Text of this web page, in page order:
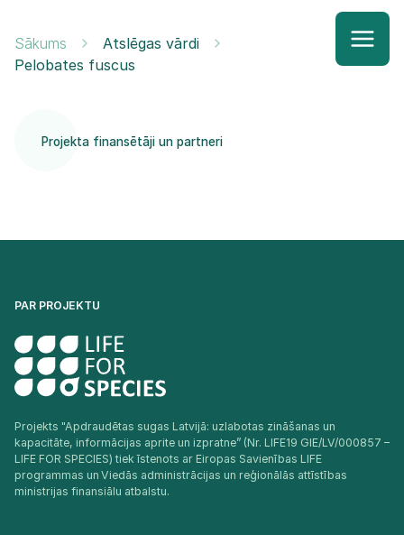
Sākums
Atslēgas vārdi
Pelobates fuscus
Projekta finansētāji un partneri
PAR PROJEKTU
Projekts "Apdraudētas sugas Latvijā: uzlabotas zināšanas un
kapacitāte, informācijas aprite un izpratne” (Nr. LIFE19 GIE/LV/000857 –
LIFE FOR SPECIES) tiek īstenots ar Eiropas Savienības LIFE
programmas un Viedās administrācijas un reģionālās attīstības
ministrijas finansiālu atbalstu.​